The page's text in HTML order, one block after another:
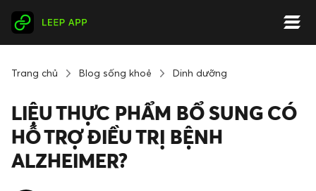
Trang chủ Blog sống khoẻ Dinh dưỡng
LIỆU THỰC PHẨM BỔ SUNG CÓ
HỖ TRỢ ĐIỀU TRỊ BỆNH
ALZHEIMER?